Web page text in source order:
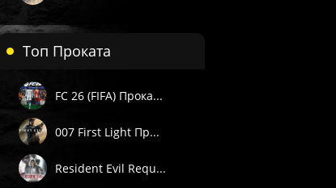
Топ Проката
FC 26 (FIFA) Прока...
007 First Light Пр...
Resident Evil Requ...